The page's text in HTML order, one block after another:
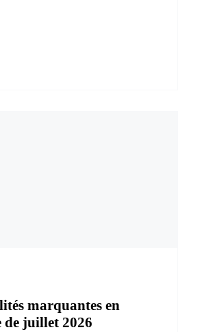
marquantes en
juillet 2026